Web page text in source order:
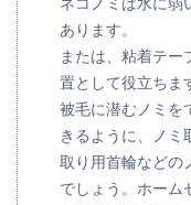
ネコノミは水に弱
あります。
または、粘着テー
置として役立ちま
被毛に潜むノミを
きるように、ノミ
取り用首輪などの
でしょう。ホーム